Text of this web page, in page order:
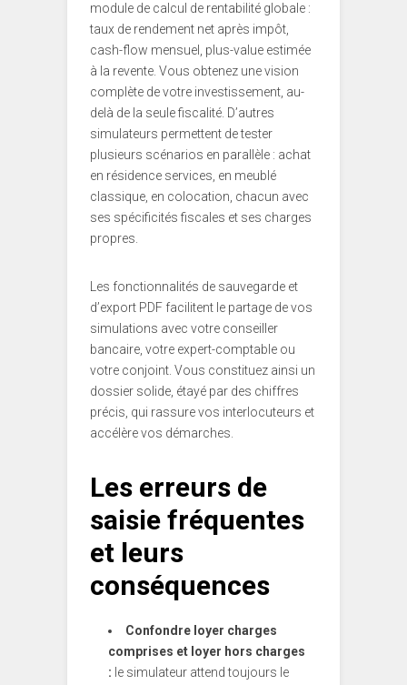
module de calcul de rentabilité globale :
taux de rendement net après impôt,
cash-flow mensuel, plus-value estimée
à la revente. Vous obtenez une vision
complète de votre investissement, au-
delà de la seule fiscalité. D’autres
simulateurs permettent de tester
plusieurs scénarios en parallèle : achat
en résidence services, en meublé
classique, en colocation, chacun avec
ses spécificités fiscales et ses charges
propres.
Les fonctionnalités de sauvegarde et
d’export PDF facilitent le partage de vos
simulations avec votre conseiller
bancaire, votre expert-comptable ou
votre conjoint. Vous constituez ainsi un
dossier solide, étayé par des chiffres
précis, qui rassure vos interlocuteurs et
accélère vos démarches.
Les erreurs de
saisie fréquentes
et leurs
conséquences
Confondre loyer charges
comprises et loyer hors charges
: le simulateur attend toujours le